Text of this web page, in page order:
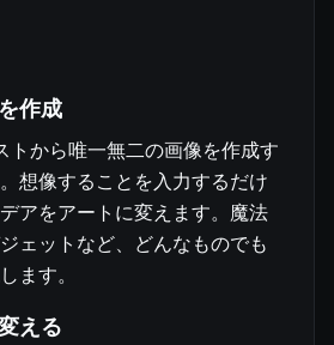
作成
トから唯一無二の画像を作成す
想像することを入力するだけ
アをアートに変えます。魔法
ェットなど、どんなものでも
ます。
える